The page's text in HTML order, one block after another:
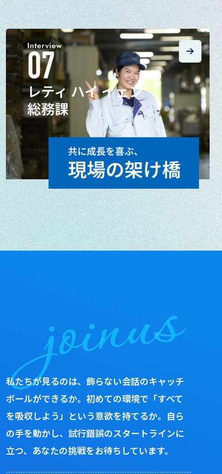
私たちが見るのは、飾らない会話のキャッチ
ボールができるか。初めての環境で「すべて
を吸収しよう」という意欲を持てるか。自ら
の手を動かし、試行錯誤のスタートラインに
立つ、あなたの挑戦をお待ちしています。